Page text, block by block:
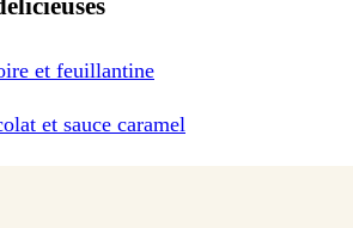
et feuillantine
et sauce caramel